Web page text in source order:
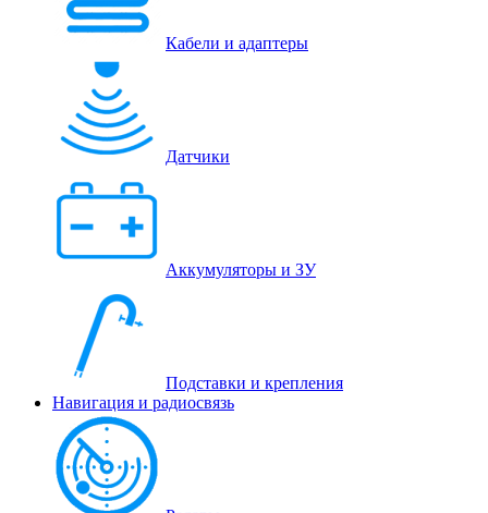
Кабели и адаптеры
Датчики
Аккумуляторы и ЗУ
Подставки и крепления
Навигация и радиосвязь